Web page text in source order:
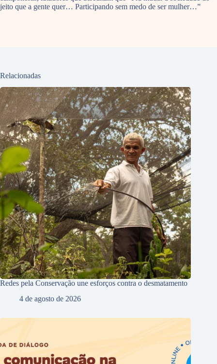
jeito que a gente quer… Participando sem medo de ser mulher…”
Relacionadas
Redes pela Conservação une esforços contra o desmatamento
4 de agosto de 2026